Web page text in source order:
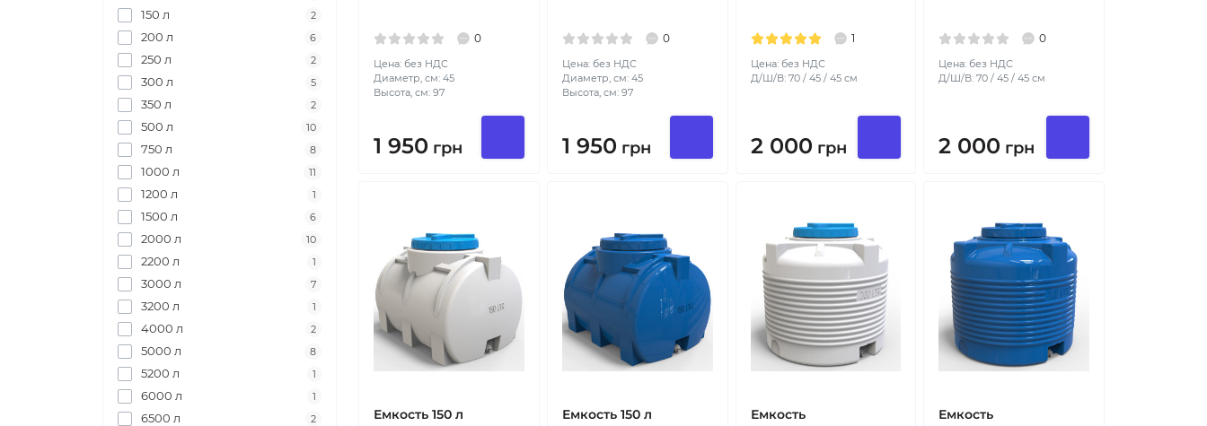
150 л 2
200 л 6
250 л 2
300 л 5
350 л 2
500 л 10
750 л 8
1000 л 11
1200 л 1
1500 л 6
2000 л 10
2200 л 1
3000 л 7
3200 л 1
4000 л 2
5000 л 8
5200 л 1
6000 л 1
6500 л 2
0
Цена: без НДС
Диаметр, см: 45
Высота, см: 97
1 950 грн
0
Цена: без НДС
Диаметр, см: 45
Высота, см: 97
1 950 грн
1
Цена: без НДС
Д/Ш/В: 70 / 45 / 45 см
2 000 грн
0
Цена: без НДС
Д/Ш/В: 70 / 45 / 45 см
2 000 грн
Емкость 150 л
Емкость 150 л
Емкость
Емкость